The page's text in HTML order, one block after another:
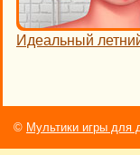
Идеальный
© Мультики игры для